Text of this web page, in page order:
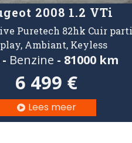
2008 1.2 VTi
Puretech 82hk Cuir
Ambiant, Keyless
Benzine - 81000 km
6 499 €
 Lees meer